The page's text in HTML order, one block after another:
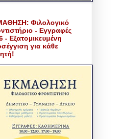
Φιλολογικό
- Εγγραφές
- Εξατομικευμένη
για κάθε